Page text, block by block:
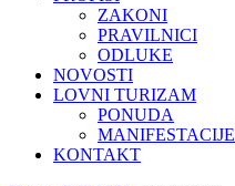
ZAKONI
PRAVILNICI
ODLUKE
NOVOSTI
LOVNI TURIZAM
PONUDA
MANIFESTACIJE
KONTAKT